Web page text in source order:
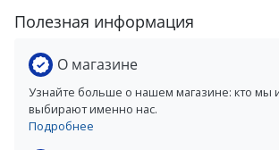
Полезная информация
О магазине
Узнайте больше о нашем магазине: кто мы
выбирают именно нас.
Подробнее